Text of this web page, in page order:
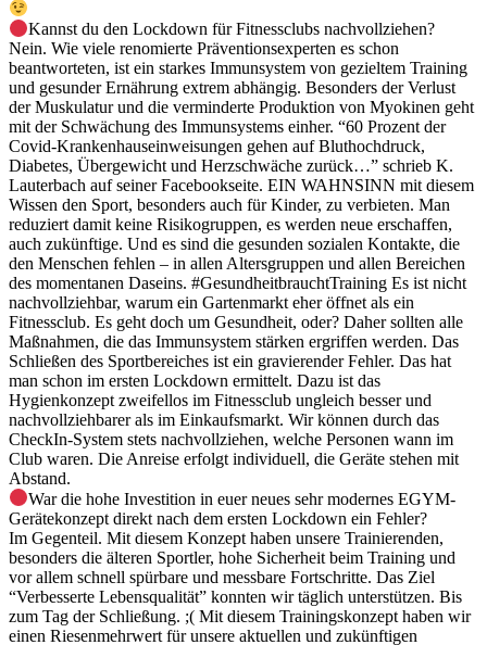
Kannst du den Lockdown für Fitnessclubs nachvollziehen?
Nein. Wie viele renomierte Präventionsexperten es schon
beantworteten, ist ein starkes Immunsystem von gezieltem Training
und gesunder Ernährung extrem abhängig. Besonders der Verlust
der Muskulatur und die verminderte Produktion von Myokinen geht
mit der Schwächung des Immunsystems einher. “60 Prozent der
Covid-Krankenhauseinweisungen gehen auf Bluthochdruck,
Diabetes, Übergewicht und Herzschwäche zurück…” schrieb K.
Lauterbach auf seiner Facebookseite. EIN WAHNSINN mit diesem
Wissen den Sport, besonders auch für Kinder, zu verbieten. Man
reduziert damit keine Risikogruppen, es werden neue erschaffen,
auch zukünftige. Und es sind die gesunden sozialen Kontakte, die
den Menschen fehlen – in allen Altersgruppen und allen Bereichen
des momentanen Daseins. #GesundheitbrauchtTraining Es ist nicht
nachvollziehbar, warum ein Gartenmarkt eher öffnet als ein
Fitnessclub. Es geht doch um Gesundheit, oder? Daher sollten alle
Maßnahmen, die das Immunsystem stärken ergriffen werden. Das
Schließen des Sportbereiches ist ein gravierender Fehler. Das hat
man schon im ersten Lockdown ermittelt. Dazu ist das
Hygienkonzept zweifellos im Fitnessclub ungleich besser und
nachvollziehbarer als im Einkaufsmarkt. Wir können durch das
CheckIn-System stets nachvollziehen, welche Personen wann im
Club waren. Die Anreise erfolgt individuell, die Geräte stehen mit
Abstand.
War die hohe Investition in euer neues sehr modernes EGYM-
Gerätekonzept direkt nach dem ersten Lockdown ein Fehler?
Im Gegenteil. Mit diesem Konzept haben unsere Trainierenden,
besonders die älteren Sportler, hohe Sicherheit beim Training und
vor allem schnell spürbare und messbare Fortschritte. Das Ziel
“Verbesserte Lebensqualität” konnten wir täglich unterstützen. Bis
zum Tag der Schließung. ;( Mit diesem Trainingskonzept haben wir
einen Riesenmehrwert für unsere aktuellen und zukünftigen